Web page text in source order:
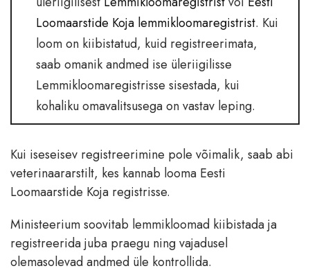
Loomaarstide Koja lemmikloomaregistrist. Kui
loom on kiibistatud, kuid registreerimata,
saab omanik andmed ise üleriigilisse
Lemmikloomaregistrisse sisestada, kui
kohaliku omavalitsusega on vastav leping.
Kui iseseisev registreerimine pole võimalik, saab abi
veterinaararstilt, kes kannab looma Eesti
Loomaarstide Koja registrisse.
Ministeerium soovitab lemmikloomad kiibistada ja
registreerida juba praegu ning vajadusel
olemasolevad andmed üle kontrollida.